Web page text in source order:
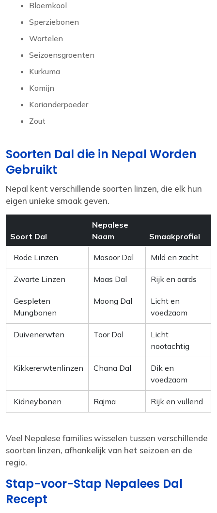
Bloemkool
Sperziebonen
Wortelen
Seizoensgroenten
Kurkuma
Komijn
Korianderpoeder
Zout
Soorten Dal die in Nepal Worden
Gebruikt
Nepal kent verschillende soorten linzen, die elk hun
eigen unieke smaak geven.
Soort Dal
Nepalese
Naam
Smaakprofiel
Rode Linzen Masoor Dal Mild en zacht
Zwarte Linzen Maas Dal Rijk en aards
Gespleten
Mungbonen
Moong Dal
Licht en
voedzaam
Duivenerwten Toor Dal
Licht
nootachtig
Kikkererwtenlinzen Chana Dal
Dik en
voedzaam
Kidneybonen Rajma Rijk en vullend
Veel Nepalese families wisselen tussen verschillende
soorten linzen, afhankelijk van het seizoen en de
regio.
Stap-voor-Stap Nepalees Dal
Recept